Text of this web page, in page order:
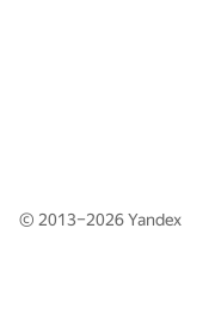
© 2013–2026Yandex